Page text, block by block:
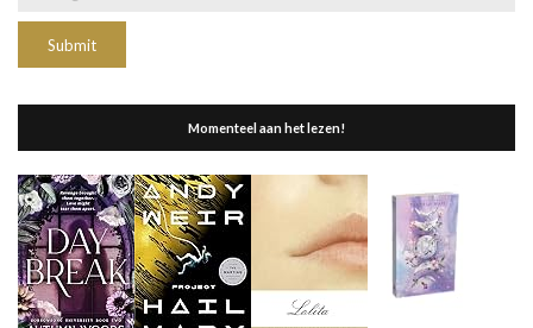
Momenteel aan het lezen!